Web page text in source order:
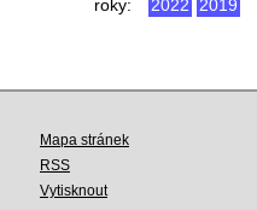
roky: 2022 2019
Mapa stránek
RSS
Vytisknout